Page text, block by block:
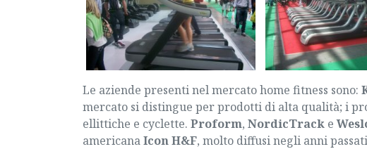
Le aziende presenti nel mercato home fitness sono:
mercato si distingue per prodotti di alta qualità; i
ellittiche e cyclette. Proform, NordicTrack e
americanaIcon H&F, molto diffusi negli anni